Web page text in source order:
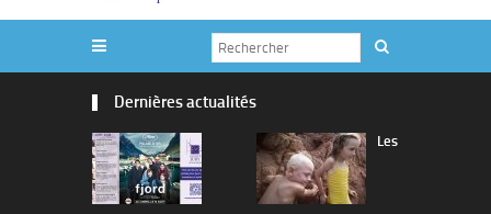
Dernières actualités
Les